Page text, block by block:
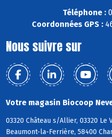
Téléphone :
Coordonnées GPS :
Nous suivre sur
Votre magasin Biocoop
03320 Château s/Allier, 03320 Le
Beaumont-la-Ferrière, 58400